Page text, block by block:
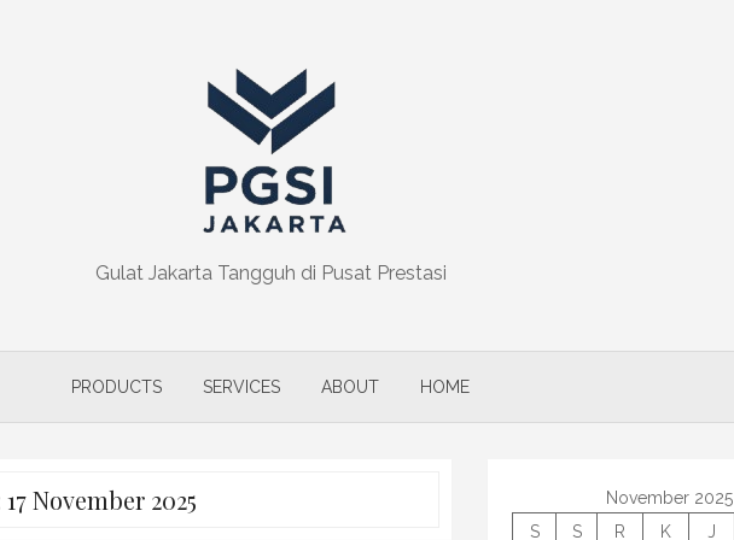
Gulat Jakarta Tangguh di Pusat Prestasi
PRODUCTS SERVICES ABOUT HOME
17 November 2025
November 2025
S
S R K J